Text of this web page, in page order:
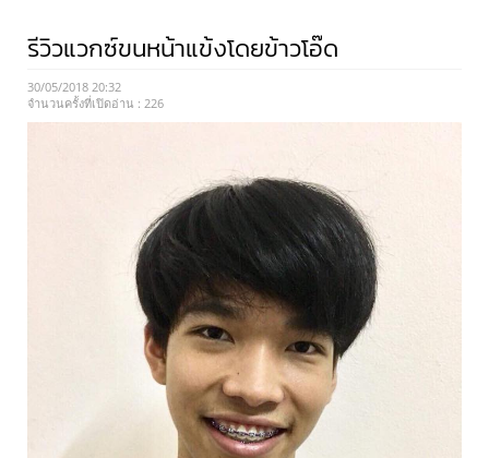
รีวิวแวกซ์ขนหน้าแข้งโดยข้าวโอ๊ด
30/05/2018 20:32
จำนวนครั้งที่เปิดอ่าน : 226